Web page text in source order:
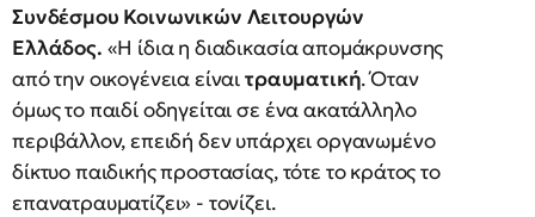
Συνδέσμου Κοινωνικών Λειτουργών
Ελλάδος. «Η ίδια η διαδικασία απομάκρυνσης
από την οικογένεια είναιτραυματική. Όταν
όμως το παιδί οδηγείται σε ένα ακατάλληλο
περιβάλλον, επειδή δεν υπάρχει οργανωμένο
δίκτυο παιδικής προστασίας, τότε το κράτος το
επανατραυματίζει» - τονίζει.